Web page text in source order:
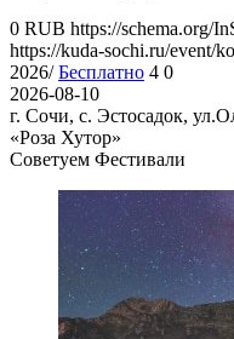
0 RUB https://schema.org/
https://kuda-sochi.ru/event/
2026/ Бесплатно 4 0
2026-08-10
г. Сочи, с. Эстосадок,
«Роза Хутор»
Советуем Фестивали